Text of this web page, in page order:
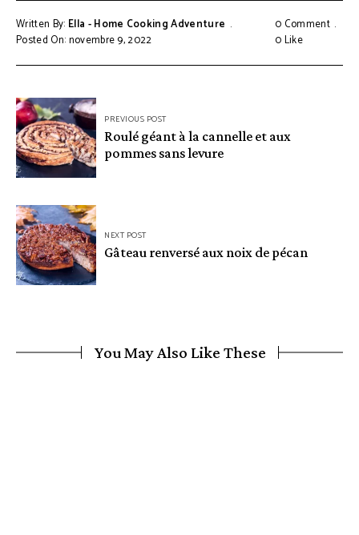
Written By: Ella - Home Cooking Adventure
Posted On: novembre 9, 2022
0 Comment
0Like
Navigation
de
l’article
PREVIOUS POST
Roulé géant à la cannelle et aux
pommes sans levure
NEXT POST
Gâteau renversé aux noix de pécan
You May Also Like These